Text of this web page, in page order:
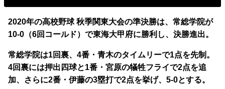
2020年の高校野球 秋季関東大会の準決勝は、常総学院が
10-0（6回コールド）で東海大甲府に勝利し、決勝進出。
常総学院は1回裏、4番・青木のタイムリーで1点を先制。
4回裏には押出四球と1番・宮原の犠牲フライで2点を追
加、さらに2番・伊藤の3塁打で2点を挙げ、5-0とする。